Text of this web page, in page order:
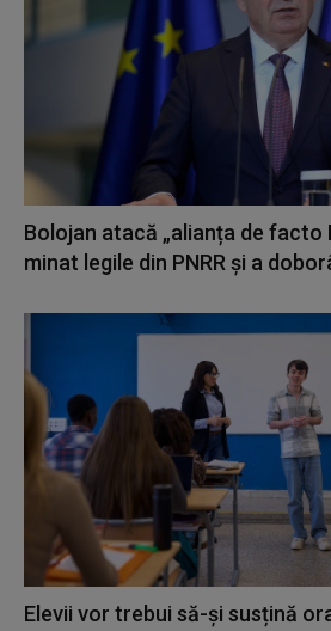
Bolojan atacă „alianța de facto
minat legile din PNRR și a
Elevii vor trebui să-și susțină